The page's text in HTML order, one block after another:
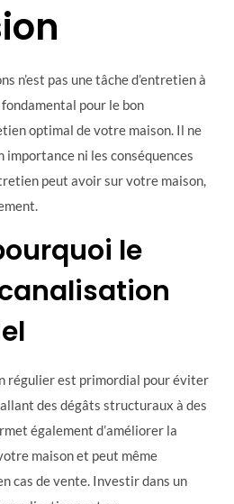
n’est pas une tâche d’entretien à
pour le bon
optimal de votre maison. Il ne
importance ni les conséquences
peut avoir sur votre maison,
le
régulier est primordial pour éviter
des dégâts structuraux à des
également d’améliorer la
maison et peut même
cas de vente. Investir dans un